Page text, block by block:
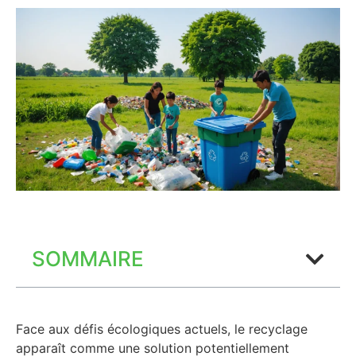
SOMMAIRE
Face aux défis écologiques actuels, le recyclage
apparaît comme une solution potentiellement